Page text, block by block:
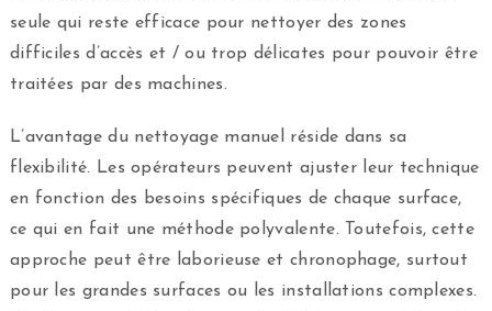
seule qui reste efficace pour nettoyer des zones
difficiles d’accès et / ou trop délicates pour pouvoir être
traitées par des machines.
L’avantage du nettoyage manuel réside dans sa
flexibilité. Les opérateurs peuvent ajuster leur technique
en fonction des besoins spécifiques de chaque surface,
ce qui en fait une méthode polyvalente. Toutefois, cette
approche peut être laborieuse et chronophage, surtout
pour les grandes surfaces ou les installations complexes.